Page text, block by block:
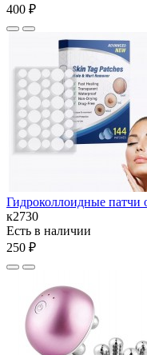
400 ₽
Гидроколлоидные
к2730
Есть в наличии
250 ₽